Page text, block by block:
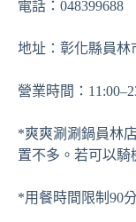
電話：048399688
地址：彰化縣員林
營業時間：
*爽爽涮涮鍋員林
置不多。若可以
*用餐時間限制90